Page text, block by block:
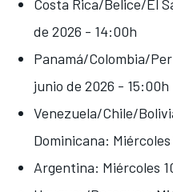
Costa Rica/Belice/El
de 2026 - 14:00h
Panamá/Colombia/
junio de 2026 - 15:00h
Venezuela/Chile/
Dominicana:
Argentina: Miércoles